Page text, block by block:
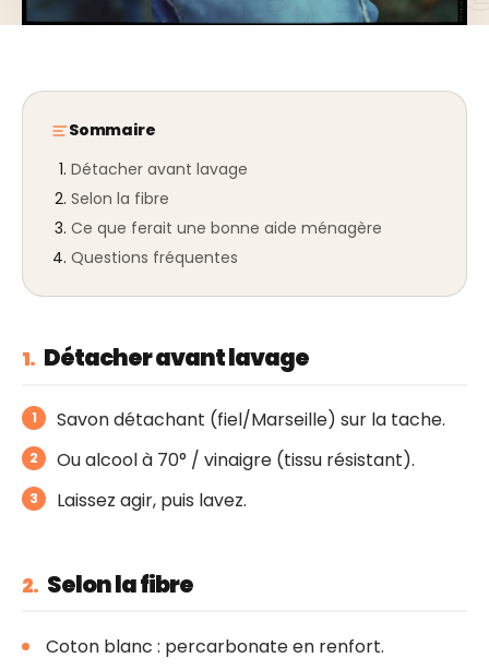
Sommaire
Détacher avant lavage
Selon la fibre
Ce que ferait une bonne aide ménagère
Questions fréquentes
1. Détacher avant lavage
Savon détachant (fiel/Marseille) sur la tache.
Ou alcool à 70° / vinaigre (tissu résistant).
Laissez agir, puis lavez.
2. Selon la fibre
Coton blanc : percarbonate en renfort.